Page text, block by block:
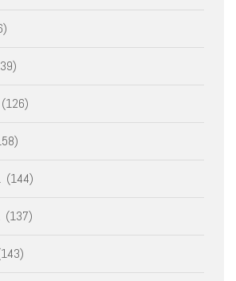
(126)
(144)
(137)